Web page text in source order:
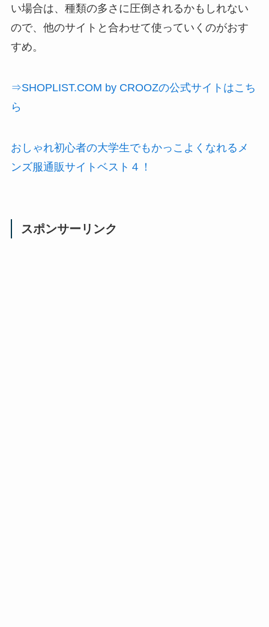
い場合は、種類の多さに圧倒されるかもしれない
ので、他のサイトと合わせて使っていくのがおす
すめ。
⇒SHOPLIST.COM by CROOZの公式サイトはこち
ら
おしゃれ初心者の大学生でもかっこよくなれるメ
ンズ服通販サイトベスト４！
スポンサーリンク